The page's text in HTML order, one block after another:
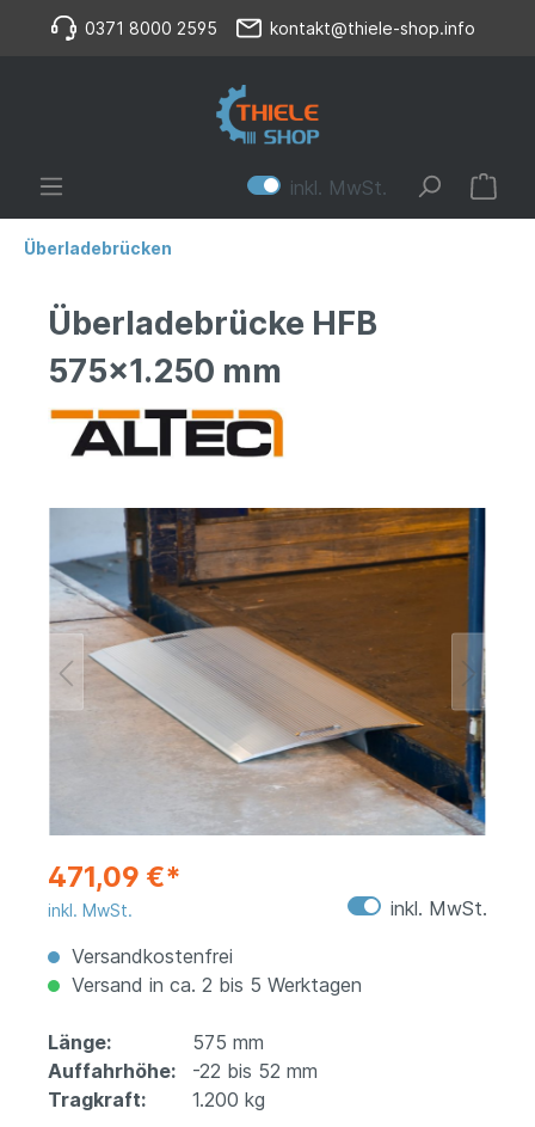
0371 8000 2595 kontakt@thiele-shop.info
inkl. MwSt.
Überladebrücken
Überladebrücke HFB
575x1.250 mm
471,09 €*
inkl. MwSt.
inkl. MwSt.
Versandkostenfrei
Versand in ca. 2 bis 5 Werktagen
Länge:
575 mm
Auffahrhöhe:
-22 bis 52 mm
Tragkraft:
1.200 kg